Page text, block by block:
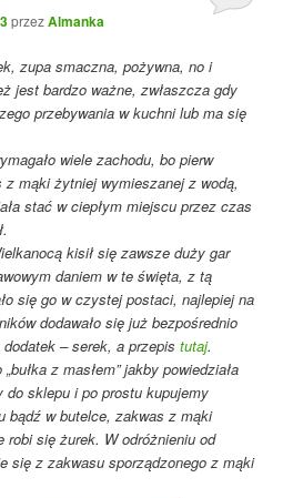
przezAlmanka
zupa smaczna, pożywna, no i
jest bardzo ważne, zwłaszcza gdy
przebywania w kuchni lub ma się
wiele zachodu, bo pierw
z mąki żytniej wymieszanej z wodą,
stać w ciepłym miejscu przez czas
kisił się zawsze duży gar
daniem w te święta, z tą
się go w czystej postaci, najlepiej na
dodawało się już bezpośrednio
dodatek – serek, a przepistutaj.
z masłem” jakby powiedziała
sklepu i po prostu kupujemy
bądź w butelce, zakwas z mąki
robi się żurek. W odróżnieniu od
się z zakwasu sporządzonego z mąki